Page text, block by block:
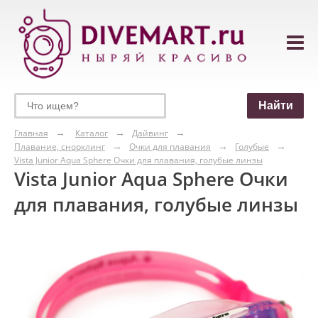
Главная Каталог
Дайвинг
Плавание, снорклинг
Очки для плавания
Голубые
Vista Junior Aqua Sphere Очки для плавания, голубые линзы
Vista Junior Aqua Sphere Очки
для плавания, голубые линзы